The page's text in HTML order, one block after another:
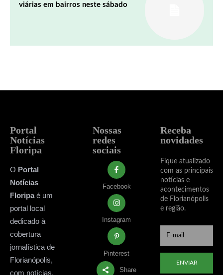
viárias em bairros neste sábado
Portal
Notícias
Floripa
O Portal
Notícias
Floripaé um
portal local
dedicado à
cobertura
jornalística de
Florianópolis,
com notícias,
Nossas
redes
sociais
Facebook
Instagram
Pinterest
Share
Receba
novidades
Fique atualizado
com as principais
notícias e
acontecimentos
de Florianópolis
e região.
ENVIAR